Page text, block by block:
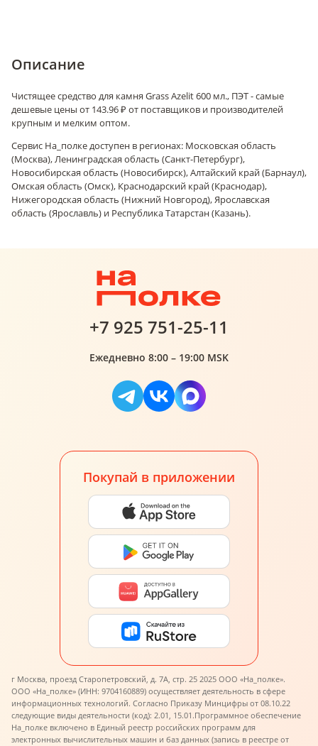
Описание
Чистящее средство для камня Grass Azelit 600 мл., ПЭТ - самые
дешевые цены от 143.96 ₽ от поставщиков и производителей
крупным и мелким оптом.
Сервис На_полке доступен в регионах: Московская область
(Москва), Ленинградская область (Санкт-Петербург),
Новосибирская область (Новосибирск), Алтайский край (Барнаул),
Омская область (Омск), Краснодарский край (Краснодар),
Нижегородская область (Нижний Новгород), Ярославская
область (Ярославль) и Республика Татарстан (Казань).
+7 925 751-25-11
Ежедневно 8:00 – 19:00 MSK
Покупай в приложении
г Москва, проезд Старопетровский, д. 7А, стр. 25 2025 ООО «На_полке».
ООО «На_полке» (ИНН: 9704160889) осуществляет деятельность в сфере
информационных технологий. Согласно Приказу Минцифры от 08.10.22
следующие виды деятельности (код): 2.01, 15.01.Программное обеспечение
На_полке включено в Единый реестр российских программ для
электронных вычислительных машин и баз данных (запись в реестре от